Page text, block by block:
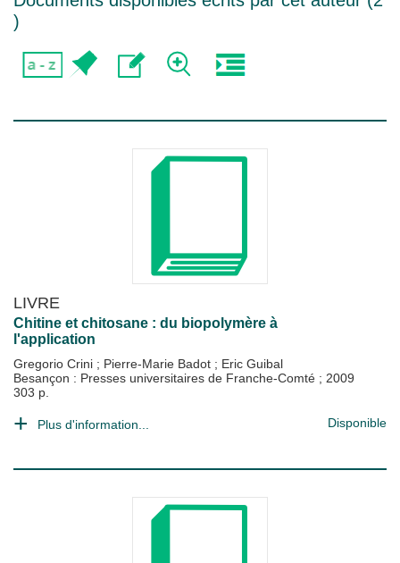
)
LIVRE
Chitine et chitosane : du biopolymère à
l'application
Gregorio Crini ; Pierre-Marie Badot ; Eric Guibal
Besançon : Presses universitaires de Franche-Comté ; 2009
303 p.
Plus d'information... Disponible